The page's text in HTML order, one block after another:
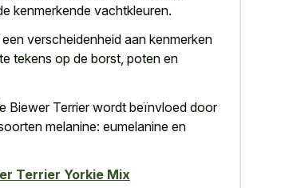
kenmerkende vachtkleuren.
verscheidenheid aan kenmerken
tekens op de borst, poten en
Biewer Terrier wordt beïnvloed door
melanine: eumelanine en
Terrier Yorkie Mix